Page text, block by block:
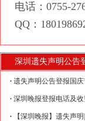
电话：0755-
QQ：
深圳遗失声明公告
遗失声明公告登报国
深圳晚报登报电话及
【深圳晚报】遗失声